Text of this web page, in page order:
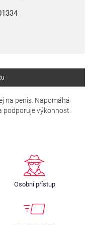
na penis. Napomáhá
podporuje výkonnost.
Osobní přístup